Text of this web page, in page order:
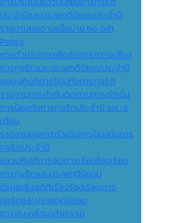
ประจำปีและประพฤติมิชอบประจำปี
รายงานผลตามนโยบาย No Gift
Policy
การดำเนินการเพื่อจัดการความเสี่ยง
การทุจริตและประพฤติมิชอบประจำปี
แผนปฏิบัติการป้องกันการทุจริต
รายงานการกำกับติดตามการดำเนิน
การป้องกันการทุจริตประจำปี รอบ 6
เดือน
รายงานผลการดำเนินการป้องกันการ
ทุจริตประจำปี
แนวปฏิบัติการจัดการเรื่องร้องเรียน
การทุจริตและประพฤติมิชอบ
ข้อมูลเชิงสถิติเรื่องร้องเรียนการ
ทุจริตและประพฤติมิชอบ
การขับเคลื่อนจริยธรรม